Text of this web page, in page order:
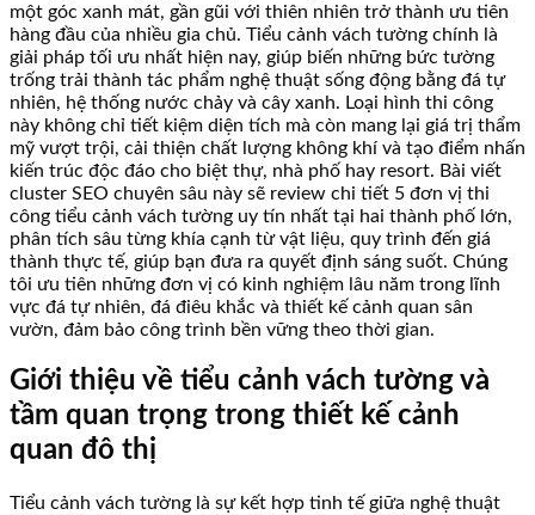
một góc xanh mát, gần gũi với thiên nhiên trở thành ưu tiên
hàng đầu của nhiều gia chủ. Tiểu cảnh vách tường chính là
giải pháp tối ưu nhất hiện nay, giúp biến những bức tường
trống trải thành tác phẩm nghệ thuật sống động bằng đá tự
nhiên, hệ thống nước chảy và cây xanh. Loại hình thi công
này không chỉ tiết kiệm diện tích mà còn mang lại giá trị thẩm
mỹ vượt trội, cải thiện chất lượng không khí và tạo điểm nhấn
kiến trúc độc đáo cho biệt thự, nhà phố hay resort. Bài viết
cluster SEO chuyên sâu này sẽ review chi tiết 5 đơn vị thi
công tiểu cảnh vách tường uy tín nhất tại hai thành phố lớn,
phân tích sâu từng khía cạnh từ vật liệu, quy trình đến giá
thành thực tế, giúp bạn đưa ra quyết định sáng suốt. Chúng
tôi ưu tiên những đơn vị có kinh nghiệm lâu năm trong lĩnh
vực đá tự nhiên, đá điêu khắc và thiết kế cảnh quan sân
vườn, đảm bảo công trình bền vững theo thời gian.
Giới thiệu về tiểu cảnh vách tường và
tầm quan trọng trong thiết kế cảnh
quan đô thị
Tiểu cảnh vách tường là sự kết hợp tinh tế giữa nghệ thuật